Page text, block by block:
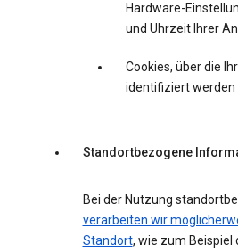
Hardware-
und Uhrzeit Ihrer
Cookies, über die
identifiziert werden
Standortbezogene
Bei der Nutzung
verarbeiten wir
Standort, wie zum